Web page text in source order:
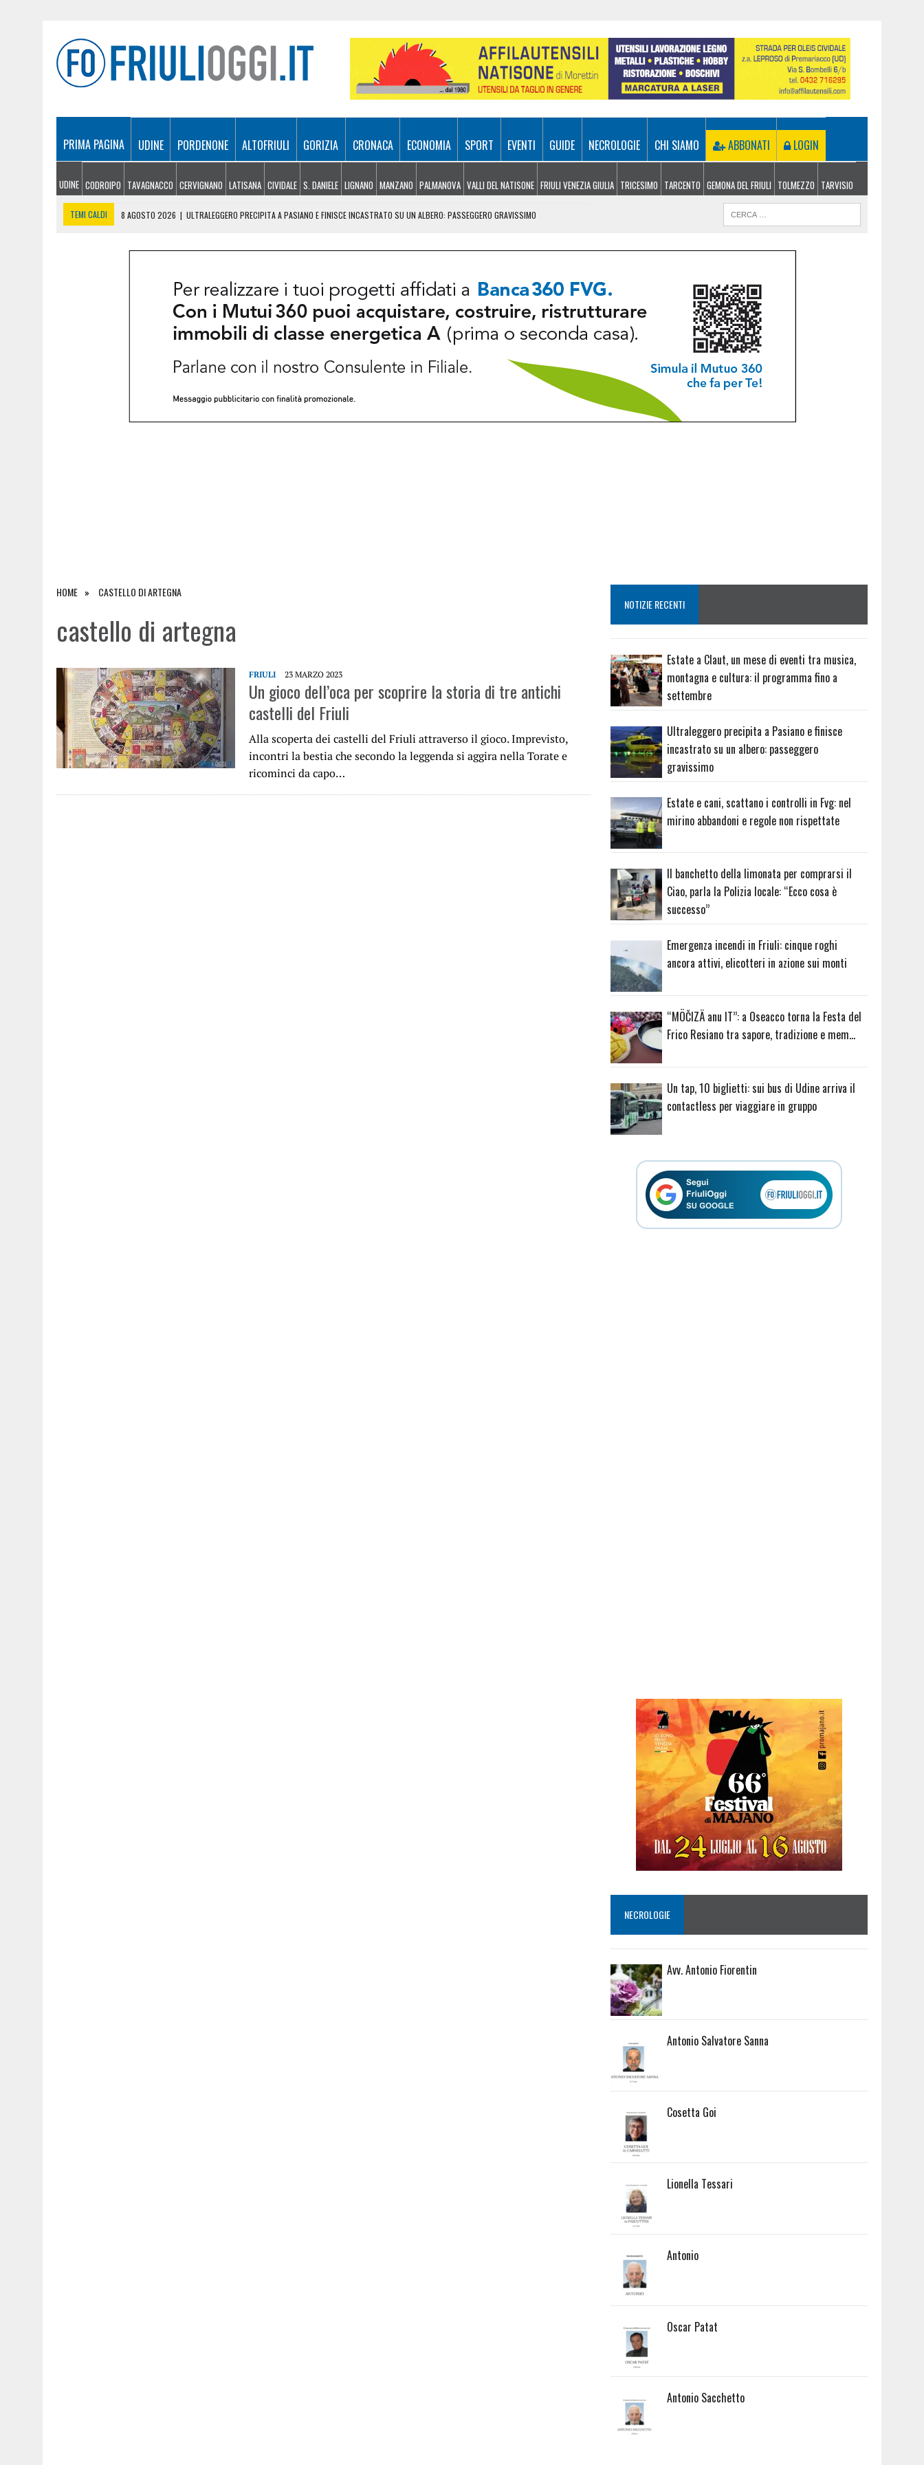
PRIMA PAGINA UDINE PORDENONE ALTOFRIULI GORIZIA CRONACA ECONOMIA SPORT EVENTI GUIDE NECROLOGIE CHI SIAMO ABBONATI LOGIN
UDINE CODROIPO TAVAGNACCO CERVIGNANO LATISANA CIVIDALE S. DANIELE LIGNANO MANZANO PALMANOVA VALLI DEL NATISONE FRIULI VENEZIA GIULIA TRICESIMO TARCENTO GEMONA DEL FRIULI TOLMEZZO TARVISIO
TEMI CALDI 8 AGOSTO 2026 | ULTRALEGGERO PRECIPITA A PASIANO E FINISCE INCASTRATO SU UN ALBERO: PASSEGGERO GRAVISSIMO
EMERGENZA INCENDI IN FRIULI: CINQUE ROGHI ANCORA ATTIVI, ELICOTTERI IN AZIONE SUI MONTI
ESTATE A CLAUT, UN MESE DI EVENTI TRA MUSICA, MONTAGNA E CULTURA: IL PROGRAMMA FINO A SETTEMBRE
HOME CASTELLO DI ARTEGNA
castello di artegna
FRIULI 23 MARZO 2023
Un gioco dell’oca per scoprire la storia di tre antichi
castelli del Friuli
Alla scoperta dei castelli del Friuli attraverso il gioco. Imprevisto,
incontri la bestia che secondo la leggenda si aggira nella Torate e
ricominci da capo…
NOTIZIE RECENTI
Estate a Claut, un mese di eventi tra musica,
montagna e cultura: il programma fino a
settembre
Ultraleggero precipita a Pasiano e finisce
incastrato su un albero: passeggero
gravissimo
Estate e cani, scattano i controlli in Fvg: nel
mirino abbandoni e regole non rispettate
Il banchetto della limonata per comprarsi il
Ciao, parla la Polizia locale: “Ecco cosa è
successo”
Emergenza incendi in Friuli: cinque roghi
ancora attivi, elicotteri in azione sui monti
“MÖČIZÄ anu IT”: a Oseacco torna la Festa del
Frico Resiano tra sapore, tradizione e mem…
Un tap, 10 biglietti: sui bus di Udine arriva il
contactless per viaggiare in gruppo
NECROLOGIE
Avv. Antonio Fiorentin
Antonio Salvatore Sanna
Cosetta Goi
Lionella Tessari
Antonio
Oscar Patat
Antonio Sacchetto